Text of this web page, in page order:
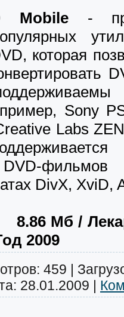
Mobile-
которая
Sony
Labs
DivX, XviD,
.86 Mб /
2009
459 |
28.01.2009 |